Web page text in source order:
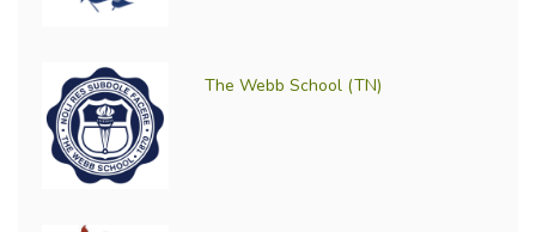
The Webb School (TN)